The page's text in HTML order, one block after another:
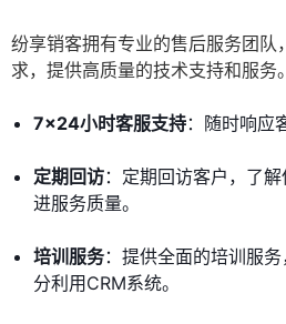
纷享销客拥有专业的售后服务团队
求，提供高质量的技术支持和服务
7x24小时客服支持：随时响应
定期回访：定期回访客户，了
进服务质量。
培训服务：提供全面的培训服
分利用CRM系统。